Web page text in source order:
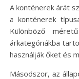
A konténerek árát számos tényező befolyásolja. Először is,
a konténerek
Különböző
árkategóriákba
használják őket és
Másodszor, az